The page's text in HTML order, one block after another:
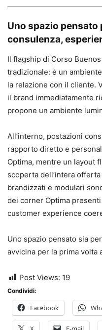
Uno spazio pensato
consulenza,
Il flagship di Corso
tradizionale: è un
la relazione con il cliente.
il brand immediatamente
propone un ambiente
All’interno, postazioni
rapporto diretto e
Optima, mentre un layout
scoperta dell’intera
brandizzati e modulari
dei corner Optima
customer experience
Uno spazio pensato sia
avvicina per la prima volta
Post Views: 19
Condividi:
Facebook